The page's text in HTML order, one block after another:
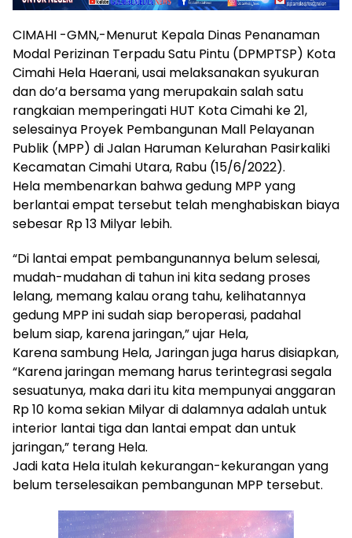
CIMAHI -GMN,-Menurut Kepala Dinas Penanaman
Modal Perizinan Terpadu Satu Pintu (DPMPTSP) Kota
Cimahi Hela Haerani, usai melaksanakan syukuran
dan do’a bersama yang merupakain salah satu
rangkaian memperingati HUT Kota Cimahi ke 21,
selesainya Proyek Pembangunan Mall Pelayanan
Publik (MPP) di Jalan Haruman Kelurahan Pasirkaliki
Kecamatan Cimahi Utara, Rabu (15/6/2022).
Hela membenarkan bahwa gedung MPP yang
berlantai empat tersebut telah menghabiskan biaya
sebesar Rp 13 Milyar lebih.
“Di lantai empat pembangunannya belum selesai,
mudah-mudahan di tahun ini kita sedang proses
lelang, memang kalau orang tahu, kelihatannya
gedung MPP ini sudah siap beroperasi, padahal
belum siap, karena jaringan,” ujar Hela,
Karena sambung Hela, Jaringan juga harus disiapkan,
“Karena jaringan memang harus terintegrasi segala
sesuatunya, maka dari itu kita mempunyai anggaran
Rp 10 koma sekian Milyar di dalamnya adalah untuk
interior lantai tiga dan lantai empat dan untuk
jaringan,” terang Hela.
Jadi kata Hela itulah kekurangan-kekurangan yang
belum terselesaikan pembangunan MPP tersebut.